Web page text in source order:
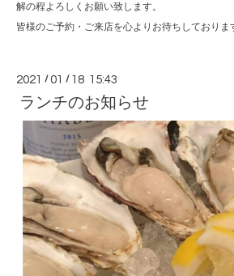
解の程よろしくお願い致します。
皆様のご予約・ご来店を心よりお待ちしておりま
2021 /01 / 18 15:43
ランチのお知らせ